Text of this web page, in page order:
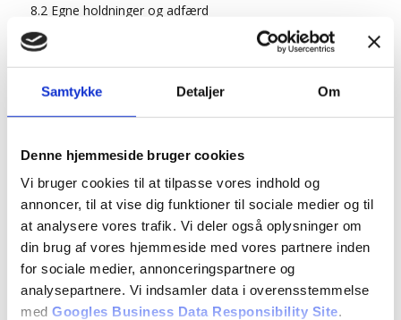
Samtykke Detaljer Om
Denne hjemmeside bruger cookies
Vi bruger cookies til at tilpasse vores indhold og
annoncer, til at vise dig funktioner til sociale medier og til
at analysere vores trafik. Vi deler også oplysninger om
din brug af vores hjemmeside med vores partnere inden
for sociale medier, annonceringspartnere og
analysepartnere. Vi indsamler data i overensstemmelse
med Googles Business Data Responsibility Site.
8.2 Egne holdninger og adfærd
9 Manøvrer på køreteknisk anlæg
9.1 Vejgreb og belægning
9.2 Hastighed, centrifugalkraft, bremselængde og
vejgrebets udnyttelse
9.3 Hindringer på vejen og slalom
9.5 Bevar herredømmet efter kørsel ud over høj vejkant
10 Betingelser for at få kørekort
10.1 Betingelser for at få kørekort. (rep)
10.2 Køreprøvens gennemførelse
10.3 Lovbestemmelser om kørekort
EVALUERENDE TEORIPRØVE